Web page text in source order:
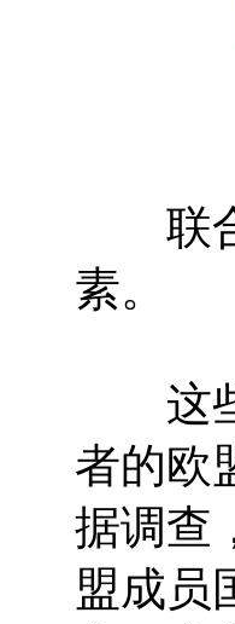
联合
素。
这些
者的欧
据调查
盟成员